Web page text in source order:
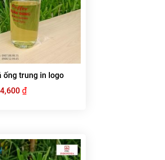
ống trung in logo
Giá
gốc
4,600₫Giá